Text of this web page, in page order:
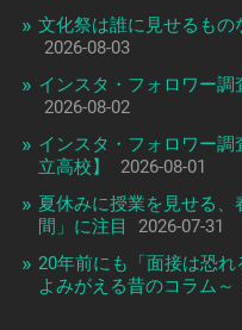
文化祭は誰に見せるもの
2026-08-03
インスタ・フォロワー調
2026-08-02
インスタ・フォロワー
立高校】
2026-08-01
夏休みに授業を見せる
間」に注目
2026-07-31
20年前にも「面接は恐
よみがえる昔のコラム～